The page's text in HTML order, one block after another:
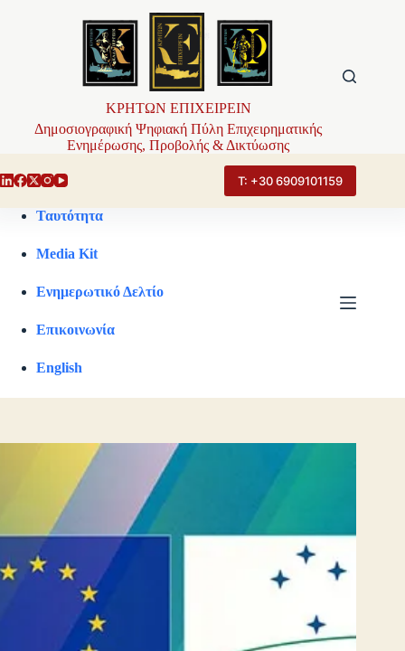
ΚΡΗΤΩΝ ΕΠΙΧΕΙΡΕΙΝ
Δημοσιογραφική Ψηφιακή Πύλη Επιχειρηματικής
Ενημέρωσης, Προβολής & Δικτύωσης
Τ: +30 6909101159
Ταυτότητα
Media Kit
Ενημερωτικό Δελτίο
Επικοινωνία
English